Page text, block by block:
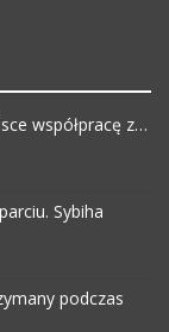
współpracę z…
Sybiha
podczas